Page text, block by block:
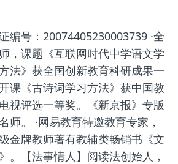
编号：20074405230003739 ·全
，课题《互联网时代中学语文学
法》获全国创新教育科研成果一
课《古诗词学习方法》获中国教
视评选一等奖。《新京报》专版
师。 ·网易教育特邀教育专家，
金牌教师著有教辅类畅销书《文
。【法事情人】阅读法创始人，